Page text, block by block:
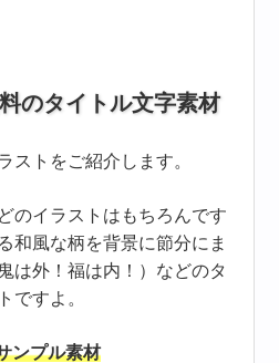
のタイトル文字素材
ストをご紹介します。
のイラストはもちろんです
和風な柄を背景に節分にま
は外！福は内！）などのタ
ですよ。
ンプル素材